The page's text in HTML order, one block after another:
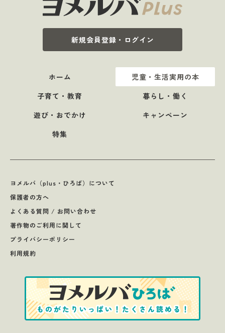
新規会員登録・ログイン
ホーム
児童・生活実用の本
子育て・教育
暮らし・働く
遊び・おでかけ
キャンペーン
特集
ヨメルバ（plus・ひろば）について
保護者の方へ
よくある質問 / お問い合わせ
著作物のご利用に関して
プライバシーポリシー
利用規約